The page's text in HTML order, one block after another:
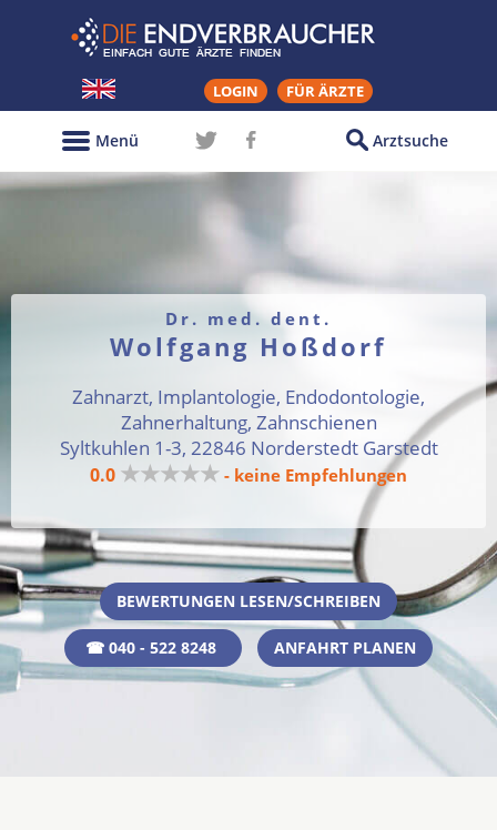
LOGIN FÜR ÄRZTE
Arztsuche
Menü
Dr. med. dent.
Wolfgang Hoßdorf
Zahnarzt, Implantologie, Endodontologie,
Zahnerhaltung, Zahnschienen
Syltkuhlen 1-3, 22846 Norderstedt Garstedt
0.0 ★★★★★ - keine Empfehlungen
BEWERTUNGEN LESEN/SCHREIBEN
☎ 040 - 522 8248 ANFAHRT PLANEN